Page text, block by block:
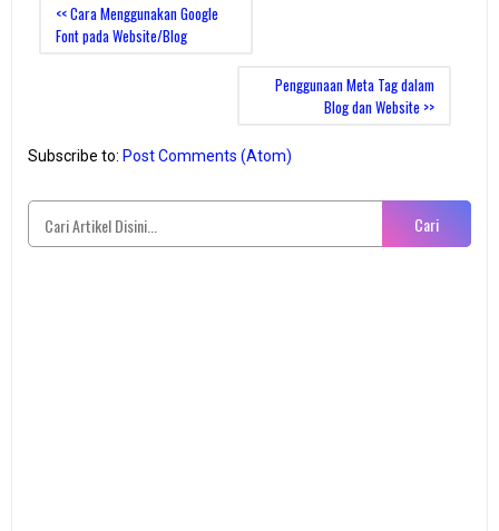
<< Cara Menggunakan Google
Font pada Website/Blog
Penggunaan Meta Tag dalam
Blog dan Website >>
Subscribe to: Post Comments (Atom)
Cari